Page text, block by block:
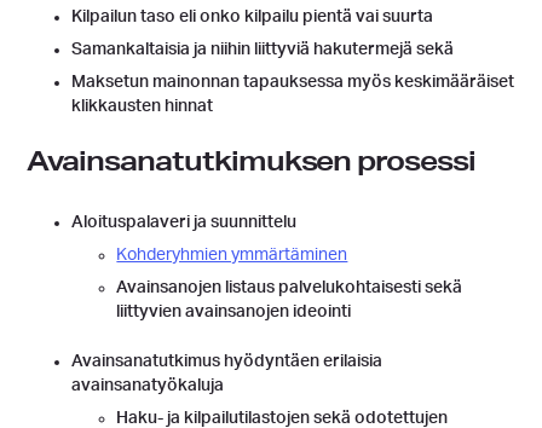
Kilpailun taso eli onko kilpailu pientä vai suurta
Samankaltaisia ja niihin liittyviä hakutermejä sekä
Maksetun mainonnan tapauksessa myös keskimääräiset
klikkausten hinnat
Avainsanatutkimuksen prosessi
Aloituspalaveri ja suunnittelu
Kohderyhmien ymmärtäminen
Avainsanojen listaus palvelukohtaisesti sekä
liittyvien avainsanojen ideointi
Avainsanatutkimus hyödyntäen erilaisia
avainsanatyökaluja
Haku- ja kilpailutilastojen sekä odotettujen